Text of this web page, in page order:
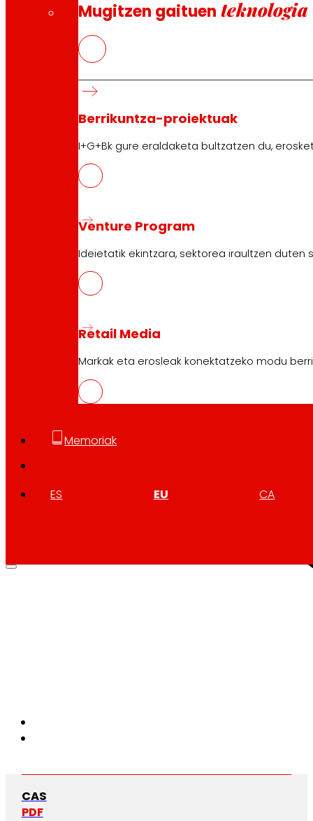
Mugitzen gaituen teknologia
Berrikuntza-proiektuak
I+G+Bk gure eraldaketa bultzatzen du,
Venture Program
Ideietatik ekintzara, sektorea iraultzen
Retail Media
Markak eta erosleak konektatzeko modu
Memoriak
ES EU CA
CAS
PDF